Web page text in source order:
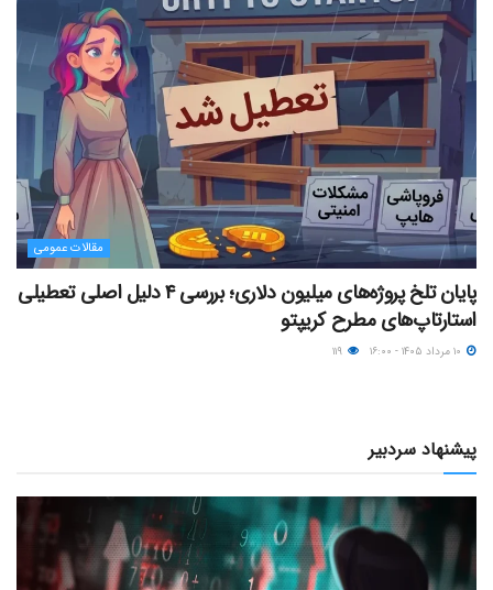
مقالات عمومی
پایان تلخ پروژه‌های میلیون دلاری؛ بررسی ۴ دلیل اصلی تعطیلی
استارتاپ‌های مطرح کریپتو
پیشنهاد سردبیر